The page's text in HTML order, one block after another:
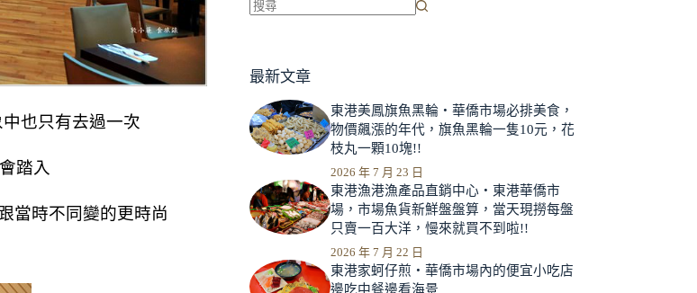
也只有去過一次
踏入
當時不同變的更時尚
到
合
條
結
果
最新文章
東港美鳳旗魚黑輪‧華僑市場必排美食，
物價飆漲的年代，旗魚黑輪一隻10元，花
枝丸一顆10塊!!
2026 年 7 月 23 日
東港漁港漁產品直銷中心‧東港華僑市
場，市場魚貨新鮮盤盤算，當天現撈每盤
只賣一百大洋，慢來就買不到啦!!
2026 年 7 月 22 日
東港家蚵仔煎‧華僑市場內的便宜小吃店
邊吃中餐邊看海景